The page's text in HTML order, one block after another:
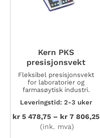
Kern PKS
presisjonsvekt
Fleksibel presisjonsvekt
for laboratorier og
farmasøytisk industri.
Leveringstid: 2-3 uker
kr 5 478,75 – kr 7 806,25
(ink. mva)